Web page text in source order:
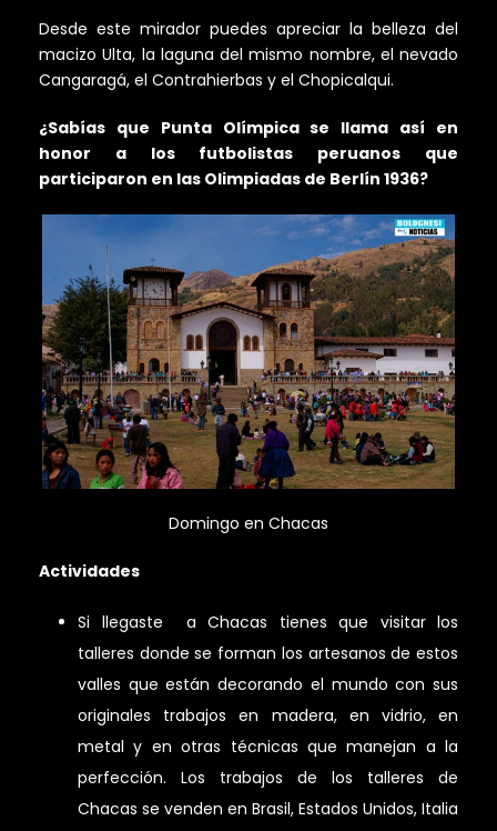
Desde este mirador puedes apreciar la belleza del
macizo Ulta, la laguna del mismo nombre, el nevado
Cangaragá, el Contrahierbas y el Chopicalqui.
¿Sabías que Punta Olímpica se llama así en
honor a los futbolistas peruanos que
participaron en las Olimpiadas de Berlín 1936?
Domingo en Chacas
Actividades
Si llegaste a Chacas tienes que visitar los
talleres donde se forman los artesanos de estos
valles que están decorando el mundo con sus
originales trabajos en madera, en vidrio, en
metal y en otras técnicas que manejan a la
perfección. Los trabajos de los talleres de
Chacas se venden en Brasil, Estados Unidos, Italia